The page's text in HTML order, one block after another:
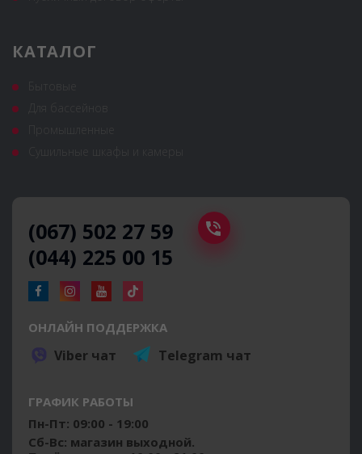
КАТАЛОГ
(067) 502 27 59
(044) 225 00 15
ОНЛАЙН ПОДДЕРЖКА
Viber чат Telegram чат
ГРАФИК РАБОТЫ
Пн-Пт: 09:00 - 19:00
Сб-Вс: магазин выходной.